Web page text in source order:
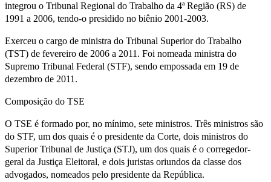
integrou o Tribunal Regional do Trabalho da 4ª Região (RS) de
1991 a 2006, tendo-o presidido no biênio 2001-2003.
Exerceu o cargo de ministra do Tribunal Superior do Trabalho
(TST) de fevereiro de 2006 a 2011. Foi nomeada ministra do
Supremo Tribunal Federal (STF), sendo empossada em 19 de
dezembro de 2011.
Composição do TSE
O TSE é formado por, no mínimo, sete ministros. Três ministros são
do STF, um dos quais é o presidente da Corte, dois ministros do
Superior Tribunal de Justiça (STJ), um dos quais é o corregedor-
geral da Justiça Eleitoral, e dois juristas oriundos da classe dos
advogados, nomeados pelo presidente da República.